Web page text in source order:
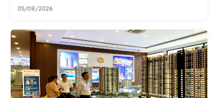
05/08/2026